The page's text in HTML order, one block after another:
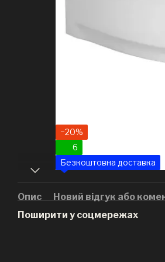
−20%
6
Безкоштовна доставка
Опис
Новий відгук або
Поширити у соцмережах